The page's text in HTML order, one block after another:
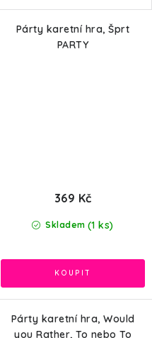
Párty karetní hra, Šprt
PARTY
Skladem (1 ks)
369 Kč
Párty karetní hra, Would
you Rather, To nebo To